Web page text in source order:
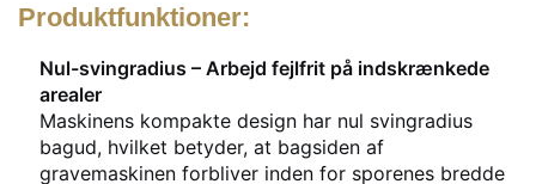
Produktfunktioner:
Nul-svingradius – Arbejd fejlfrit på indskrænkede
arealer
Maskinens kompakte design har nul svingradius
bagud, hvilket betyder, at bagsiden af
gravemaskinen forbliver inden for sporenes bredde